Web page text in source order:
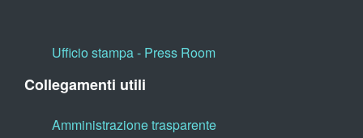
Ufficio stampa - Press Room
Collegamenti utili
Amministrazione trasparente